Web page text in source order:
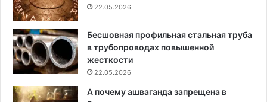
22.05.2026
Бесшовная профильная стальная труба
в трубопроводах повышенной
жесткости
22.05.2026
А почему ашваганда запрещена в